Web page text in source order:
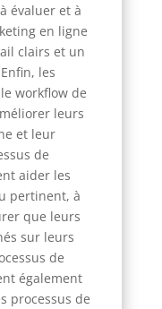
évaluer et à
en ligne
clairs et un
les
workflow de
leurs
et leur
de
aider les
pertinent, à
que leurs
sur leurs
de
également
processus de